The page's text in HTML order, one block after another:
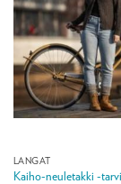
LANGAT
Kaiho-neuletakki -